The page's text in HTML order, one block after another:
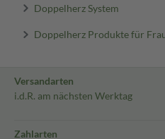
Doppelherz System
Doppelherz Produkte für
Versandarten
i.d.R. am nächsten Werktag
Zahlarten